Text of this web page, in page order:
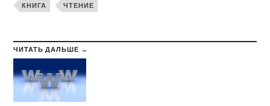
КНИГА ЧТЕНИЕ
ЧИТАТЬ ДАЛЬШЕ →